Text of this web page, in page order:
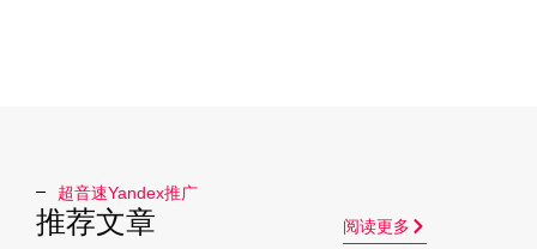
超音速Yandex推广​
推荐文章 阅读更多